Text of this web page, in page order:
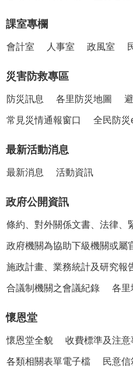
課室專欄
會計室 人事室 政風室
災害防救專區
防災訊息 各里防災地圖
常見災情通報窗口 全民防災
最新活動消息
最新消息 活動資訊
政府公開資訊
條約、對外關係文書、法律、
政府機關為協助下級機關或屬
施政計畫、業務統計及研究報
合議制機關之會議紀錄 各里
懷恩堂
懷恩堂全貌 收費標準及注意
各類相關表單電子檔 民意信